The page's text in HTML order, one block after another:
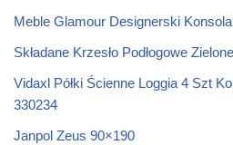
Meble Glamour Designerski
Składane Krzesło Podłogowe
Vidaxl Półki Ścienne Loggia 4 Szt
330234
Janpol Zeus 90×190